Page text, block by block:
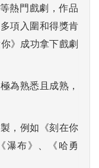
熱門戲劇，作品
項入圍和得獎肯
》成功拿下戲劇
為熟悉且成熟，
，例如《刻在你
瀑布》、《哈勇